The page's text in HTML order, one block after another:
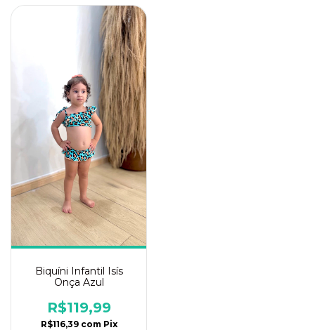
Biquíni Infantil Isís
Onça Azul
R$119,99
R$116,39 com Pix